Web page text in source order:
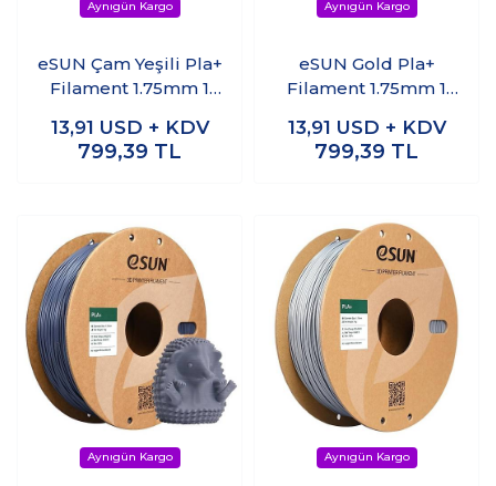
eSUN Çam Yeşili Pla+
Filament 1.75mm 1
13,91 USD + KDV
799,39 TL
eSUN Gold Pla+
Filament 1.75mm 1
13,91 USD + KDV
799,39 TL